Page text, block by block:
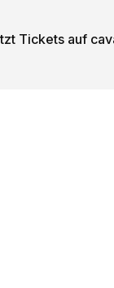
Tickets auf